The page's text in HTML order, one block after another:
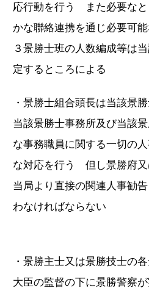
応行動を行う また必要な
かな聯絡連携を通じ必要可
３景勝士班の人数編成等は
定するところによる
・景勝士組合頭長は当該景
当該景勝士事務所及び当該
な事務職員に関する一切の
な対応を行う 但し景勝府又
当局より直接の関連人事勧
わなければならない
・景勝主士又は景勝技士の
大臣の監督の下に景勝警察